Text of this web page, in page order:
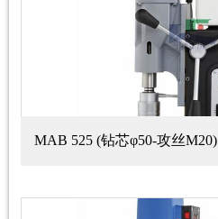
MAB 525 (钻芯φ50-攻丝M20)